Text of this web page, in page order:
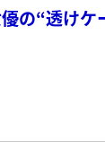
の“透けケ